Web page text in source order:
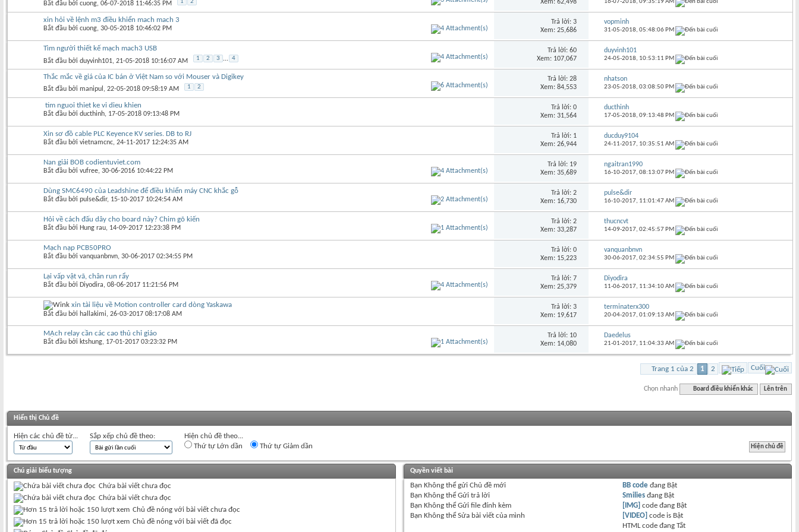
Bắt đầu bởi cuong‎, 06-07-2018 11:46:35 PM 1 2 Xem: 62,498
xin hỏi về lệnh m3 điều khiển mach mach 3
Bắt đầu bởi cuong‎, 30-05-2018 10:46:02 PM
Trả lời: 3
Xem: 25,686
vopminh
31-05-2018,05:48:06 PM
Tìm người thiết kế mạch mach3 USB
Bắt đầu bởi duyvinh101‎, 21-05-2018 10:16:07 AM 1 2 3 ... 4
Trả lời: 60
Xem: 107,067
duyvinh101
24-05-2018, 10:53:11 PM
Thắc mắc về giá của IC bán ở Việt Nam so với Mouser và Digikey
Bắt đầu bởi manipul ‎, 22-05-2018 09:58:19 AM 1 2
Trả lời: 28
Xem: 84,553
nhatson
23-05-2018,03:08:50 PM
tim nguoi thiet ke vi dieu khien
Bắt đầu bởi ducthinh‎, 17-05-2018 09:13:48 PM
Trả lời: 0
Xem: 31,564
ducthinh
17-05-2018,09:13:48 PM
Xin sơ đồ cable PLC Keyence KV series. DB to RJ
Bắt đầu bởi vietnamcnc‎, 24-11-2017 12:24:35 AM
Trả lời: 1
Xem: 26,944
ducduy9104
24-11-2017, 10:35:51 AM
Nan giải BOB codientuviet.com
Bắt đầu bởi vufree‎, 30-06-2016 10:44:22 PM
Trả lời: 19
Xem: 35,689
ngaitran1990
16-10-2017,08:13:07 PM
Dùng SMC6490 của Leadshine để điều khiển máy CNC khắc gỗ
Bắt đầu bởi pulse&dir‎, 15-10-2017 10:24:54 AM
Trả lời: 2
Xem: 16,730
pulse&dir
16-10-2017, 11:01:47 AM
Hỏi về cách đấu dây cho board này? Chim gõ kiến
Bắt đầu bởi Hung rau‎, 14-09-2017 12:23:38 PM
Trả lời: 2
Xem: 33,287
thucncvt
14-09-2017,02:45:57 PM
Mạch nạp PCB50PRO
Bắt đầu bởi vanquanbnvn‎, 30-06-2017 02:34:55 PM
Trả lời: 0
Xem: 15,223
vanquanbnvn
30-06-2017,02:34:55 PM
Lại vấp vật vã, chân run rẩy
Bắt đầu bởi Diyodira‎, 08-06-2017 11:21:56 PM
Trả lời: 7
Xem: 25,379
Diyodira
11-06-2017, 11:34:10 AM
xin tài liệu về Motion controller card dòng Yaskawa
Bắt đầu bởi hallakimi‎, 26-03-2017 08:17:08 AM
Trả lời: 3
Xem: 19,617
terminaterx300
20-04-2017,01:09:13 AM
MẠch relay cần các cao thủ chỉ giáo
Bắt đầu bởi ktshung‎, 17-01-2017 03:23:32 PM
Trả lời: 10
Xem: 14,080
Daedelus
21-01-2017, 11:04:33 AM
Trang 1 của 2 1 2 Cuối
Chọn nhanh Board điều khiển khác Lên trên
Hiển thị Chủ đề
Hiện các chủ đề từ... Sắp xếp chủ đề theo:
Hiện chủ đề theo...
Thứ tự Lớn dần
Thứ tự Giảm dần
Chú giải biểu tượng
Chứa bài viết chưa đọc
Chứa bài viết chưa đọc
Chủ đề nóng với bài viết chưa đọc
Chủ đề nóng với bài viết đã đọc
Quyền viết bài
Bạn Không thểgửi Chủ đề mới
Bạn Không thểGửi trả lời
Bạn Không thểGửi file đính kèm
Bạn Không thểSửa bài viết của mình
BB code đang Bật
Smilies đang Bật
[IMG] code đang Bật
[VIDEO] code is Bật
HTML code đangTắt